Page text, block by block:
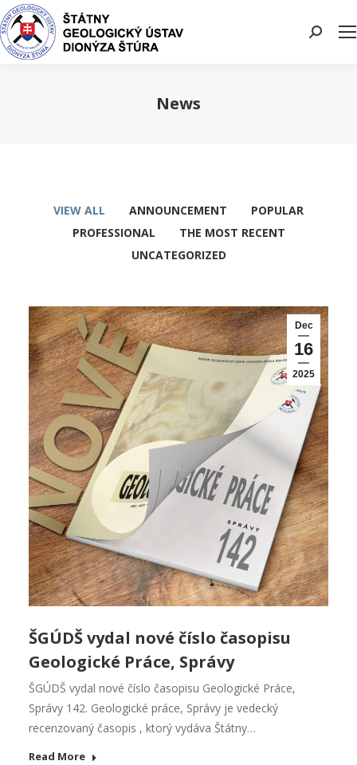
Search:
News
VIEW ALL ANNOUNCEMENT
POPULAR
PROFESSIONAL
THE MOST RECENT
UNCATEGORIZED
Dec
16
2025
ŠGÚDŠ vydal nové číslo časopisu
Geologické Práce, Správy
ŠGÚDŠ vydal nové číslo časopisu Geologické Práce,
Správy 142. Geologické práce, Správy je vedecký
recenzovaný časopis , ktorý vydáva Štátny…
Read More